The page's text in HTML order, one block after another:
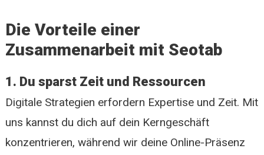
Die Vorteile einer
Zusammenarbeit mit Seotab
1. Du sparst Zeit und Ressourcen
Digitale Strategien erfordern Expertise und Zeit. Mit
uns kannst du dich auf dein Kerngeschäft
konzentrieren, während wir deine Online-Präsenz